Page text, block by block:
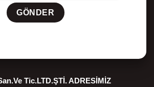
Tic.LTD.ŞTİ. ADRESİMİZ